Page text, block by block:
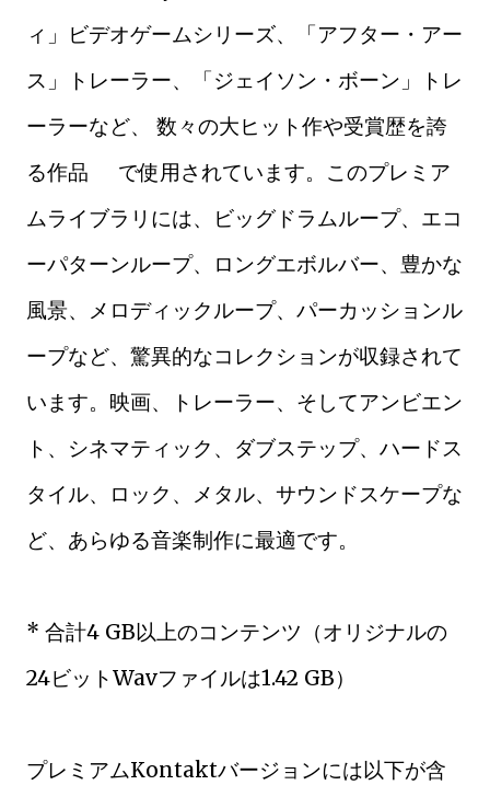
ィ」ビデオゲームシリーズ、「アフター・アー
ス」トレーラー、「ジェイソン・ボーン」トレ
ーラーなど、 数々の大ヒット作や受賞歴を誇
る作品 で使用されています。このプレミア
ムライブラリには、ビッグドラムループ、エコ
ーパターンループ、ロングエボルバー、豊かな
風景、メロディックループ、パーカッションル
ープなど、驚異的なコレクションが収録されて
います。映画、トレーラー、そしてアンビエン
ト、シネマティック、ダブステップ、ハードス
タイル、ロック、メタル、サウンドスケープな
ど、あらゆる音楽制作に最適です。
* 合計4 GB以上のコンテンツ（オリジナルの
24ビットWavファイルは1.42 GB）
プレミアムKontaktバージョンには以下が含